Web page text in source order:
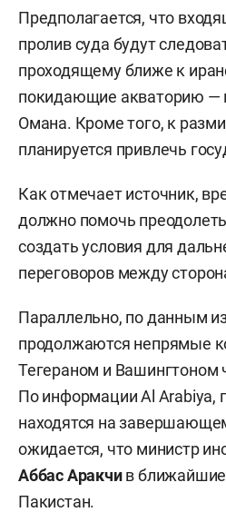
Предполагается, что
пролив суда будут
проходящему ближе к
покидающие акваторию —
Омана. Кроме того, к
планируется привлечь
Как отмечает источник,
должно помочь
создать условия для
переговоров между
Параллельно, по данным
продолжаются непрямые
Тегераном и Вашингтоном
По информации Al Arabiya,
находятся на
ожидается, что министр
Аббас Аракчив ближайшие
Пакистан.